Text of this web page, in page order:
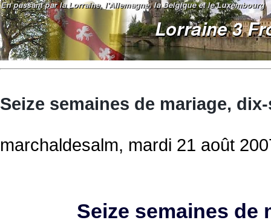
Seize semaines de mariage,
marchaldesalm, mardi 21 août
Seize semaines de